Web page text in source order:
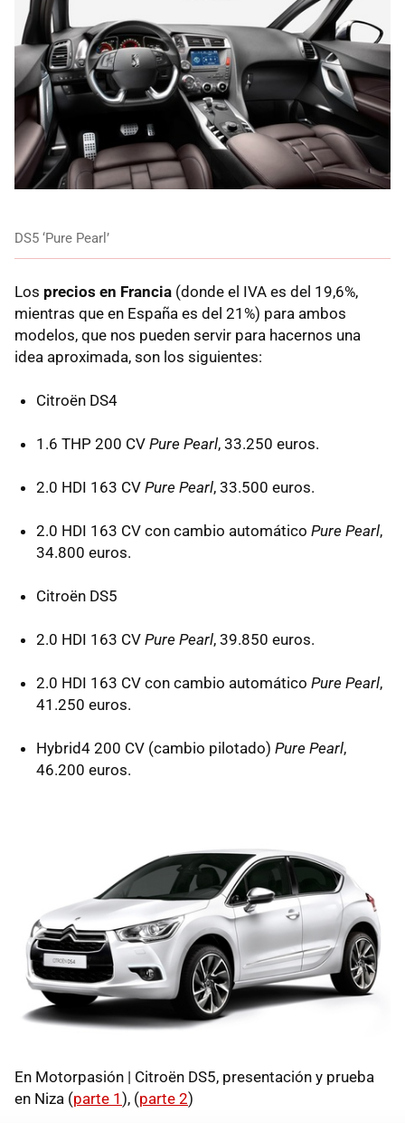
DS5 ‘Pure Pearl’
Los precios en Francia (donde el IVA es del 19,6%,
mientras que en España es del 21%) para ambos
modelos, que nos pueden servir para hacernos una
idea aproximada, son los siguientes:
Citroën DS4
1.6 THP 200 CV Pure Pearl, 33.250 euros.
2.0 HDI 163 CV Pure Pearl, 33.500 euros.
2.0 HDI 163 CV con cambio automático Pure Pearl,
34.800 euros.
Citroën DS5
2.0 HDI 163 CV Pure Pearl, 39.850 euros.
2.0 HDI 163 CV con cambio automático Pure Pearl,
41.250 euros.
Hybrid4 200 CV (cambio pilotado) Pure Pearl,
46.200 euros.
En Motorpasión | Citroën DS5, presentación y prueba
en Niza (parte 1 ), (parte 2)